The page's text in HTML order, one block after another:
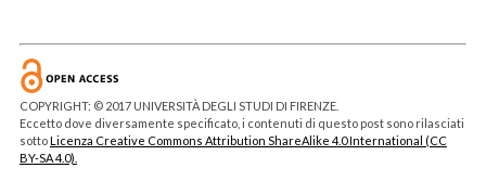
COPYRIGHT: © 2017 UNIVERSITÀ DEGLI STUDI DI FIRENZE.
Eccetto dove diversamente specificato, i contenuti di questo post sono rilasciati
sottoLicenza Creative Commons Attribution ShareAlike 4.0 International (CC
BY-SA 4.0).